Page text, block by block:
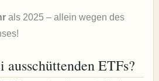
als 2025 – allein wegen des
ausschüttenden ETFs?